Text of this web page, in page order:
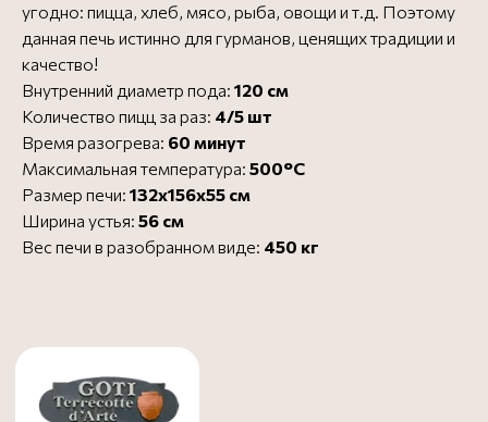
угодно: пицца, хлеб, мясо, рыба, овощи и т.д. Поэтому
данная печь истинно для гурманов, ценящих традиции и
качество!
Внутренний диаметр пода: 120 см
Количество пицц за раз: 4/5 шт
Время разогрева: 60 минут
Максимальная температура: 500°C
Размер печи: 132х156x55 см
Ширина устья: 56 см
Вес печи в разобранном виде: 450 кг
Официальный представитель
О GOTI
Все печи для пиццы
Посмотреть сертификат
Бесплатная доставка в
пределах МКАД - до 3
дней
Бесплатно
Доставка за МКАД (50 руб.
за 1 км) - до 3 дней